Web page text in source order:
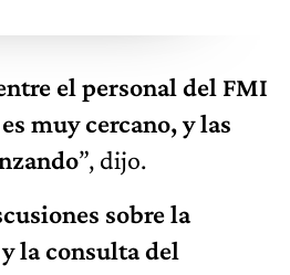
el personal del FMI
muy cercano, y las
”, dijo.
sobre la
la consulta del